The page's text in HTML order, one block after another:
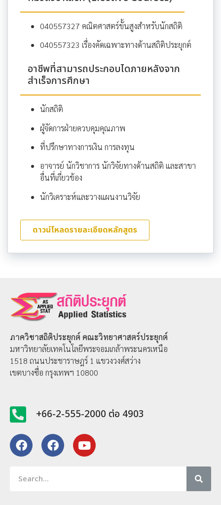
040557327 คณิตศาสตร์ขั้นสูงสำหรับนักสถิติ
040557323 เรื่องคัดเฉพาะทางด้านสถิติประยุกต์
อาชีพที่สามารถประกอบไดภายหลังจาก
สำเร็จการศึกษา
นักสถิติ
ผู้จัดการฝ่ายควบคุมคุณภาพ
ที่ปรึกษาทางการเงิน การลงทุน
อาจารย์ นักวิชาการ นักวิจัยทางด้านสถิติ และสาขา
อื่นที่เกี่ยวข้อง
นักวิเคราะห์และวางแผนงานวิจัย
ดาวน์โหลดรายละเอียดหลักสูตร
ภาควิชาสถิติประยุกต์ คณะวิทยาศาสตร์ประยุกต์
มหาวิทยาลัยเทคโนโลยีพระจอมเกล้าพระนครเหนือ
1518 ถนนประชาราษฎร์ 1 แขวงวงศ์สว่าง
เขตบางซื่อ กรุงเทพฯ 10800
+66-2-555-2000 ต่อ 4903